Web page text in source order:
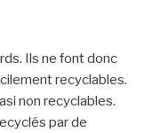
Ils ne font donc
recyclables.
non recyclables.
par de